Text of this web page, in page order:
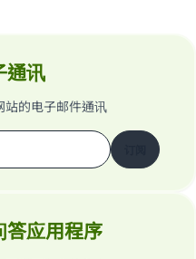
通讯
的电子邮件通讯
答应用程序